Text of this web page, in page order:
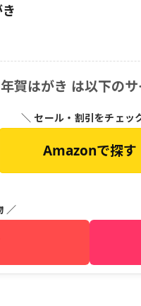
賀はがき は以下の
＼ セール・割引をチェッ
Amazonで探す
／